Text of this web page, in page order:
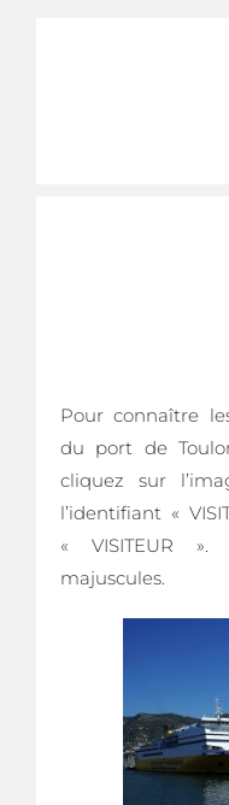
Pour connaître
du port de
cliquez sur
l’identifiant «
« VISITEUR
majuscules.